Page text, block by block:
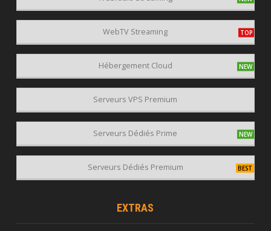
WebTV Streaming
Hébergement Cloud
Serveurs VPS Premium
Serveurs Dédiés Prime
Serveurs Dédiés Premium
EXTRAS